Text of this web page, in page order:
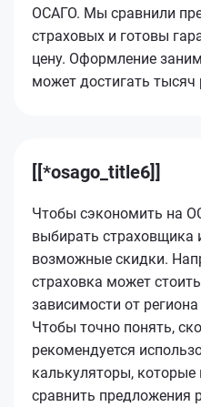
ОСАГО. Мы сравнили
страховых и готовы
цену. Оформление
может достигать тысяч
[[*osago_title6]]
Чтобы сэкономить на
выбирать страховщика
возможные скидки.
страховка может
зависимости от
Чтобы точно понять,
рекомендуется
калькуляторы, которые
сравнить предложения